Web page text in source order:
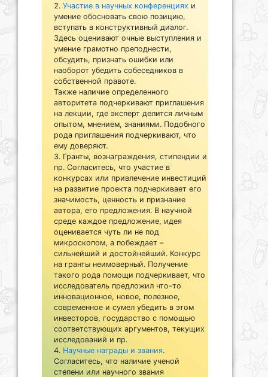
Участие в научных конференциях и
умение обосновать свою позицию,
вступать в конструктивный диалог.
Здесь оценивают очные выступления и
умение грамотно преподнести,
обсудить, признать ошибки или
наоборот убедить собеседников в
собственной правоте.
Также наличие определенного
авторитета подчеркивают приглашения
на лекции, где эксперт делится личным
опытом, мнением, знаниями. Подобного
рода приглашения подчеркивают, что
ему доверяют.
Гранты, вознаграждения, стипендии и
пр. Согласитесь, что участие в
конкурсах или привлечение инвестиций
на развитие проекта подчеркивает его
значимость, ценность и признание
автора, его предложения. В научной
среде каждое предложение, идея
оценивается чуть ли не под
микроскопом, а побеждает –
сильнейший и достойнейший. Конкурс
на гранты неимоверный. Получение
такого рода помощи подчеркивает, что
исследователь предложил что-то
инновационное, новое, полезное,
современное и сумел убедить в этом
инвесторов, государство с помощью
соответствующих аргументов, текущих
исследований и пр.
Научные награды и звания.
Согласитесь, что наличие ученой
степени или научного звания